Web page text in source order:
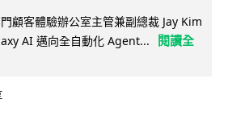
顧客體驗辦公室主管兼副總裁 Jay Kim
AI 邁向全自動化 Agent...
閱讀全